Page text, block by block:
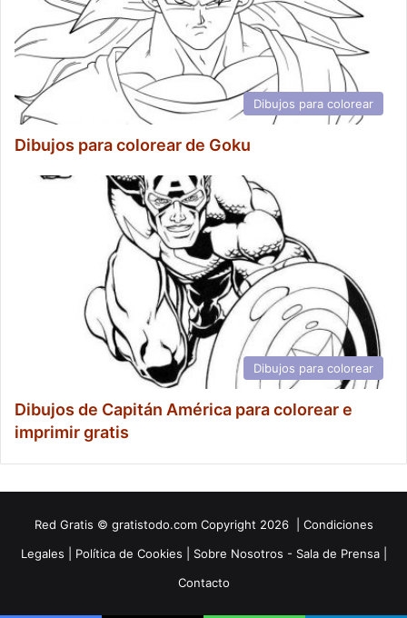
Dibujos para colorear
Dibujos para colorear de Goku
Dibujos para colorear
Dibujos de Capitán América para colorear e
imprimir gratis
Red Gratis © gratistodo.com Copyright 2026 | Condiciones
Legales
Política de Cookies Sobre Nosotros - Sala de Prensa|
Contacto